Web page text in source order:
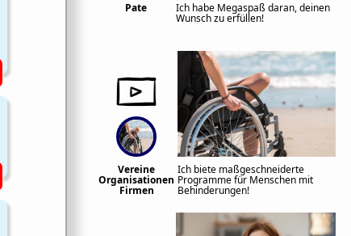
Pate Ich habe Megaspaß daran, deinen
Wunsch zu erfüllen!
Vereine
Organisationen
Firmen
Ich biete maßgeschneiderte
Programme für Menschen mit
Behinderungen!